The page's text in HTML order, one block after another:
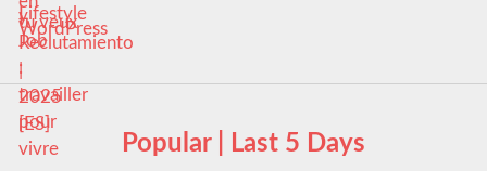
tu veux
Popular | Last 5 Days